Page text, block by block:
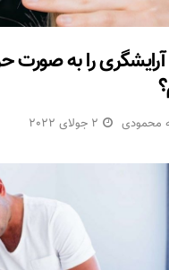
را به صورت
محمودی 2 جولای 2022